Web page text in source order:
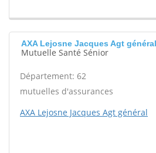
AXA Lejosne Jacques Agt
Mutuelle Santé Sénior
Département: 62
mutuelles d'assurances
AXA Lejosne Jacques Agt général